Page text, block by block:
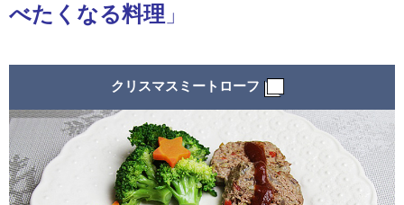
べたくなる料理 」
クリスマスミートローフ